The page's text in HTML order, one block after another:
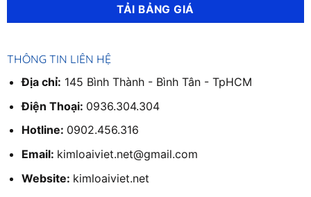
THÔNG TIN LIÊN HỆ
Địa chỉ: 145 Bình Thành - Bình Tân - TpHCM
Điện Thoại: 0936.304.304
Hotline: 0902.456.316
Email: kimloaiviet.net@gmail.com
Website: kimloaiviet.net